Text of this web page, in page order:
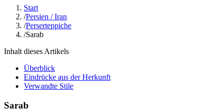
Start
/Persien / Iran
/Perserteppiche
/Sarab
Inhalt dieses Artikels
Überblick
Eindrücke aus der Herkunft
Verwandte Stile
Sarab